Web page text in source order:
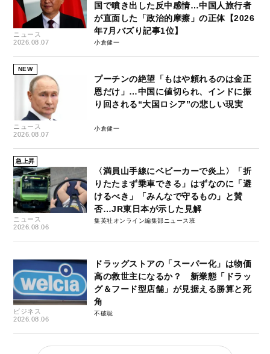
ニュース
2026.08.07
国で噴き出した反中感情…中国人旅行者
が直面した「政治的摩擦」の正体【2026
年7月バズり記事1位】
小倉健一
NEW
ニュース
2026.08.07
プーチンの絶望「もはや頼れるのは金正
恩だけ」…中国に値切られ、インドに振
り回される“大国ロシア”の悲しい現実
小倉健一
急上昇
ニュース
2026.08.06
〈満員山手線にベビーカーで炎上〉「折
りたたまず乗車できる」はずなのに「避
けるべき」「みんなで守るもの」と賛
否…JR東日本が示した見解
集英社オンライン編集部ニュース班
ビジネス
2026.08.06
ドラッグストアの「スーパー化」は物価
高の救世主になるか？ 新業態「ドラッ
グ＆フード型店舗」が見据える勝算と死
角
不破聡